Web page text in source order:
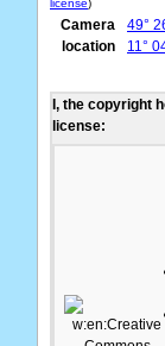
license)
Camera
location
49°
11°
I, the copyright
license: